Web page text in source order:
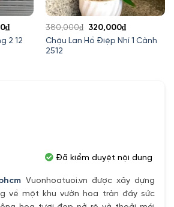
2 12
₫Giá
hiện
Chậu Lan Hồ Điệp Nhí 1 Cành
2512
380,000₫
Giá
gốc
320,000₫Giá
hiện
Vuonhoatuoi.vn được xây dựng
về một khu vườn hoa tràn đầy sức
Đã kiểm duyệt nội dung